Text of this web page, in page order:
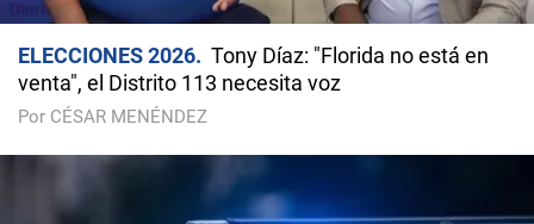
ELECCIONES 2026
Tony Díaz: "Florida no está en
venta", el Distrito 113 necesita voz
Por CÉSAR MENÉNDEZ